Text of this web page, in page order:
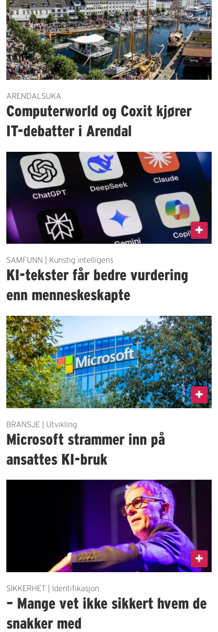
ARENDALSUKA
Computerworld og Coxit kjører
IT-debatter i Arendal
SAMFUNN | Kunstig intelligens
KI-tekster får bedre vurdering
enn menneskeskapte
BRANSJE | Utvikling
Microsoft strammer inn på
ansattes KI-bruk
SIKKERHET | Identifikasjon
– Mange vet ikke sikkert hvem de
snakker med